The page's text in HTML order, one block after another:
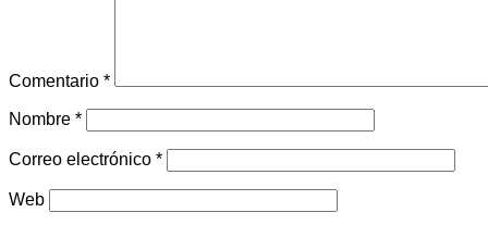
Comentario *
Nombre *
Correo electrónico *
Web